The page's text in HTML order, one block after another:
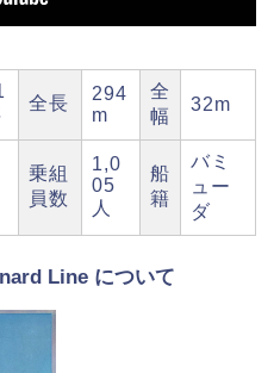
全長
294
m
全
幅
32m
乗組
員数
1,0
05
人
船
籍
バミ
ュー
ダ
Line について